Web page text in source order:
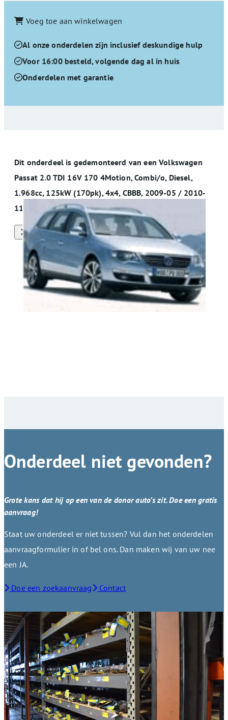
Voeg toe aan winkelwagen
Al onze onderdelen zijn inclusief deskundige hulp
Voor 16:00 besteld, volgende dag al in huis
Onderdelen met garantie
Dit onderdeel is gedemonteerd van een Volkswagen
Passat 2.0 TDI 16V 170 4Motion, Combi/o, Diesel,
1.968cc, 125kW (170pk), 4x4, CBBB, 2009-05 / 2010-
11, 3C5
Alle onderdelen van deze auto
Onderdeel niet gevonden?
Grote kans dat hij op een van de donor auto’s zit. Doe een gratis
aanvraag!
Staat uw onderdeel er niet tussen? Vul dan het onderdelen
aanvraagformulier in of bel ons. Dan maken wij van uw nee
een JA.
Doe een zoekaanvraag Contact